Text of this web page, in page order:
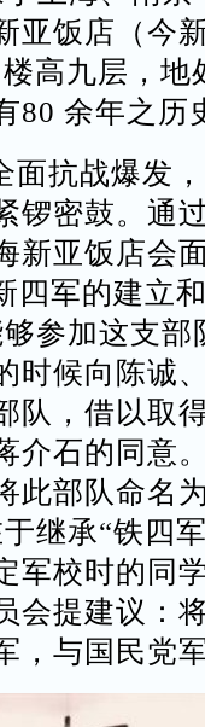
亚饭店（今
高九层，地
80 余年之历
抗战爆发
锣密鼓。通
新亚饭店会
四军的建立
参加这支部
时候向陈诚
队，借以取
介石的同意
此部队命名
继承“铁四
军校时的同
会提建议：
，与国民党